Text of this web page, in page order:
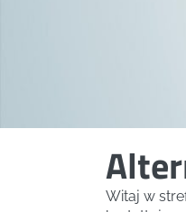
Witaj w